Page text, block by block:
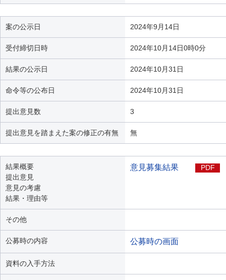
案の公示日 2024年9月14日
受付締切日時 2024年10月14日0時0分
結果の公示日 2024年10月31日
命令等の公布日 2024年10月31日
提出意見数 3
提出意見を踏まえた案の修正の有無 無
結果概要
提出意見
意見の考慮
結果・理由等
意見募集結果 PDF
その他
公募時の内容 公募時の画面
資料の入手方法